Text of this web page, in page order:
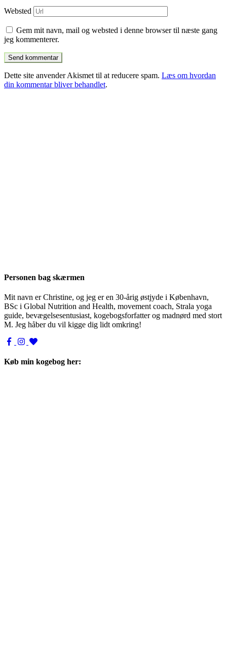
Websted
Gem mit navn, mail og websted i denne browser til næste gang
jeg kommenterer.
Dette site anvender Akismet til at reducere spam. Læs om hvordan
din kommentar bliver behandlet.
Personen bag skærmen
Mit navn er Christine, og jeg er en 30-årig østjyde i København,
BSc i Global Nutrition and Health, movement coach, Strala yoga
guide, bevægelsesentusiast, kogebogsforfatter og madnørd med stort
M. Jeg håber du vil kigge dig lidt omkring!
Køb min kogebog her: